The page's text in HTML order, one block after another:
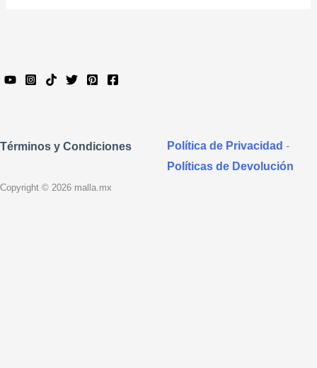
Términos y Condiciones Política de Privacidad -
Políticas de Devolución
Copyright © 2026 malla.mx